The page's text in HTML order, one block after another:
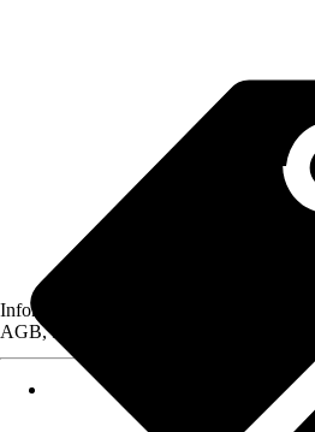
Informationen des Verkäufers, wie z. B.
AGB, finden Sie bei Klick auf den